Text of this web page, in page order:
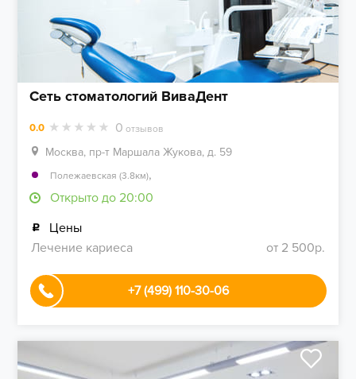
Сеть стоматологий ВиваДент
0.0 0 отзывов
Москва, пр-т Маршала Жукова, д. 59
Полежаевская (3.8км),
Открыто до 20:00
Цены
Лечение кариеса
от 2 500р.
+7 (499) 110-30-06